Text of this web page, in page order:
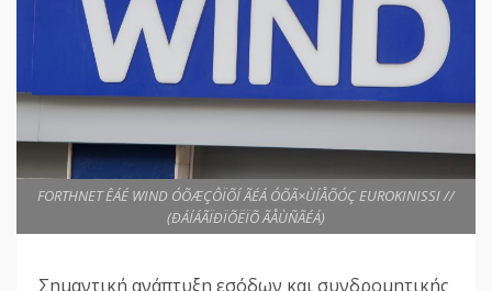
FORTHNET ÊÁÉ WIND ÓÕÆÇÔÏÕÍ ÃÉÁ ÓÕÃ×ÙÍÅÕÓÇ EUROKINISSI //
(ÐÁÍÁÃÏÐÏÕËÏÕ ÃÅÙÑÃÉÁ)
Σημαντική ανάπτυξη εσόδων και συνδρομητικής